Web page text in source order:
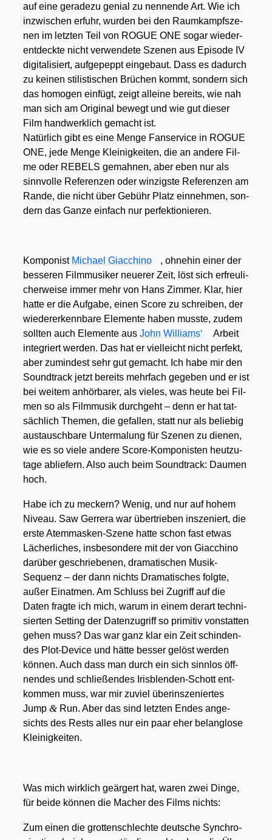
auf eine gera­de­zu geni­al zu nen­nen­de Art. Wie ich
inzwi­schen erfuhr, wur­den bei den Raum­kampf­sze­
nen im letz­ten Teil von ROGUE ONE sogar wie­der­
ent­deck­te nicht ver­wen­de­te Sze­nen aus Epi­so­de IV
digi­ta­li­siert, auf­ge­peppt ein­ge­baut. Dass es dadurch
zu kei­nen sti­lis­ti­schen Brü­chen kommt, son­dern sich
das homo­gen ein­fügt, zeigt allei­ne bereits, wie nah
man sich am Ori­gi­nal bewegt und wie gut die­ser
Film hand­werk­lich gemacht ist.
Natür­lich gibt es eine Men­ge Fan­ser­vice in ROGUE
ONE, jede Men­ge Klei­nig­kei­ten, die an ande­re Fil­
me oder REBELS gemah­nen, aber eben nur als
sinn­vol­le Refe­ren­zen oder win­zigs­te Refe­ren­zen am
Ran­de, die nicht über Gebühr Platz ein­neh­men, son­
dern das Gan­ze ein­fach nur per­fek­tio­nie­ren.
Kom­po­nist Micha­el Giac­chi­no
, ohne­hin einer der
bes­se­ren Film­mu­si­ker neue­rer Zeit, löst sich erfreu­li­
cher­wei­se immer mehr von Hans Zim­mer. Klar, hier
hat­te er die Auf­ga­be, einen Score zu schrei­ben, der
wie­der­erkenn­ba­re Ele­men­te haben muss­te, zudem
soll­ten auch Ele­men­te aus John Wil­liams‘
Arbeit
inte­griert wer­den. Das hat er viel­leicht nicht per­fekt,
aber zumin­dest sehr gut gemacht. Ich habe mir den
Sound­track jetzt bereits mehr­fach gege­ben und er ist
bei wei­tem anhör­ba­rer, als vie­les, was heu­te bei Fil­
men so als Film­mu­sik durch­geht – denn er hat tat­
säch­lich The­men, die gefal­len, statt nur als belie­big
aus­tausch­ba­re Unter­ma­lung für Sze­nen zu die­nen,
wie es so vie­le ande­re Score-Kom­po­nis­ten heut­zu­
ta­ge ablie­fern. Also auch beim Sound­track: Dau­men
hoch.
Habe ich zu meckern? Wenig, und nur auf hohem
Niveau. Saw Ger­rera war über­trie­ben insze­niert, die
ers­te Atem­mas­ken-Sze­ne hat­te schon fast etwas
Lächer­li­ches, ins­be­son­de­re mit der von Giac­chi­no
dar­über geschrie­be­nen, dra­ma­ti­schen Musik-
Sequenz – der dann nichts Dra­ma­ti­sches folg­te,
außer Ein­at­men. Am Schluss bei Zugriff auf die
Daten frag­te ich mich, war­um in einem der­art tech­ni­
sier­ten Set­ting der Daten­zu­griff so pri­mi­tiv von­stat­ten
gehen muss? Das war ganz klar ein Zeit schin­den­
des Plot-Device und hät­te bes­ser gelöst wer­den
kön­nen. Auch dass man durch ein sich sinn­los öff­
nen­des und schlie­ßen­des Iris­blen­den-Schott ent­
kom­men muss, war mir zuviel über­in­sze­nier­tes
Jump & Run. Aber das sind letz­ten Endes ange­
sichts des Rests alles nur ein paar eher belang­lo­se
Klei­nig­kei­ten.
Was mich wirk­lich geär­gert hat, waren zwei Din­ge,
für bei­de kön­nen die Macher des Films nichts:
Zum einen die grot­ten­schlech­te deut­sche Syn­chro­